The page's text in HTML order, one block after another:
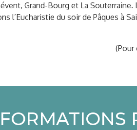
Grand-Bourg et La
l’Eucharistie du soir de Pâques à
(Pour